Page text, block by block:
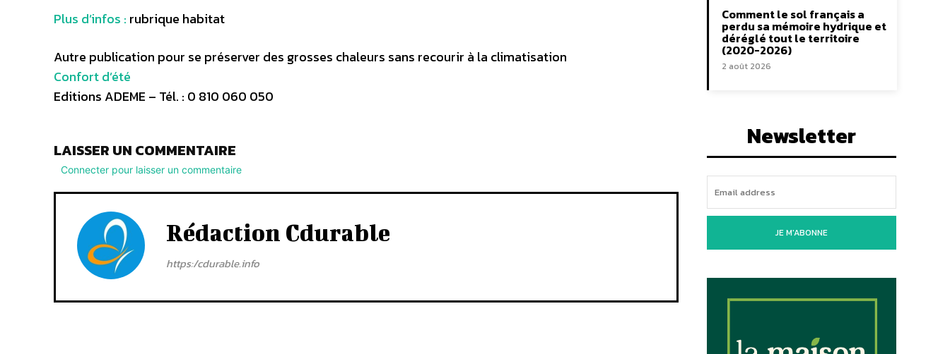
Plus d’infos : rubrique habitat
Autre publication pour se préserver des grosses chaleurs sans recourir à la climatisation
Confort d’été
Editions ADEME – Tél. : 0 810 060 050
LAISSER UN COMMENTAIRE
Connecter pour laisser un commentaire
Rédaction Cdurable
https:/cdurable.info
Comment le sol français a
perdu sa mémoire hydrique et
déréglé tout le territoire
(2020-2026)
2 août 2026
Newsletter
JE M'ABONNE